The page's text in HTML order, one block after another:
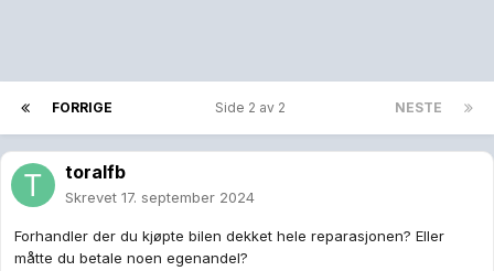
FORRIGE NESTE
Side 2 av 2
toralfb
Skrevet 17. september 2024
Forhandler der du kjøpte bilen dekket hele reparasjonen? Eller
måtte du betale noen egenandel?